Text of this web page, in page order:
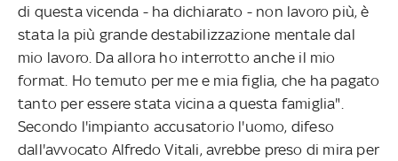
di questa vicenda - ha dichiarato - non lavoro più, è
stata la più grande destabilizzazione mentale dal
mio lavoro. Da allora ho interrotto anche il mio
format. Ho temuto per me e mia figlia, che ha pagato
tanto per essere stata vicina a questa famiglia".
Secondo l'impianto accusatorio l'uomo, difeso
dall'avvocato Alfredo Vitali, avrebbe preso di mira per